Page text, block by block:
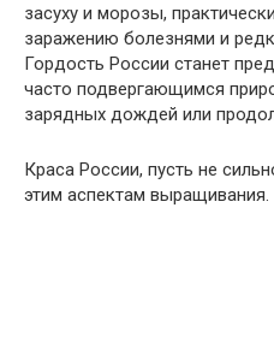
засуху и морозы,
заражению болезнями и
Гордость России станет
часто подвергающимся
зарядных дождей или
Краса России, пусть не
этим аспектам выращивания.